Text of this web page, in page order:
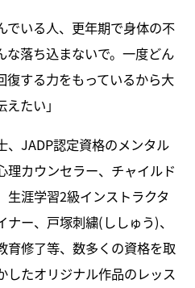
でいる人、更年期で身体の不
な落ち込まないで。一度どん
復する力をもっているから大
たい」
、JADP認定資格のメンタル
理カウンセラー、チャイルド
生涯学習2級インストラクタ
ー、戸塚刺繍(ししゅう)、
育修了等、数多くの資格を取
したオリジナル作品のレッス